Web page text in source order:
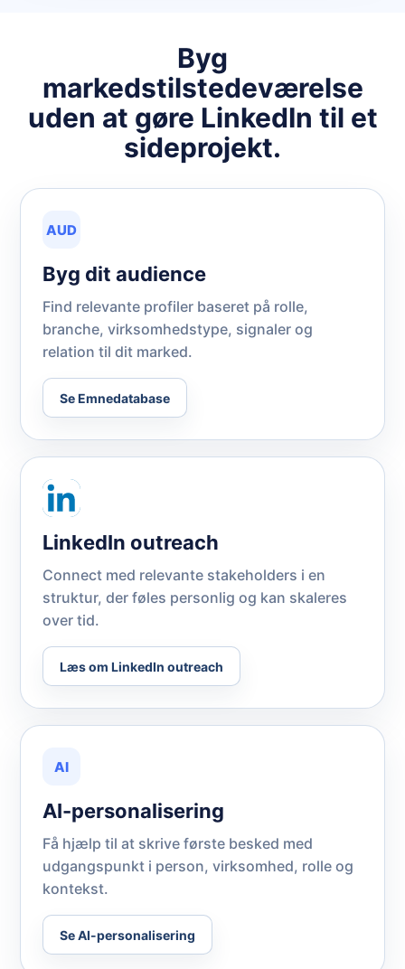
Byg
markedstilstedeværelse
uden at gøre LinkedIn til et
sideprojekt.
AUD
Byg dit audience
Find relevante profiler baseret på rolle,
branche, virksomhedstype, signaler og
relation til dit marked.
Se Emnedatabase
LinkedIn outreach
Connect med relevante stakeholders i en
struktur, der føles personlig og kan skaleres
over tid.
Læs om LinkedIn outreach
AI
AI-personalisering
Få hjælp til at skrive første besked med
udgangspunkt i person, virksomhed, rolle og
kontekst.
Se AI-personalisering